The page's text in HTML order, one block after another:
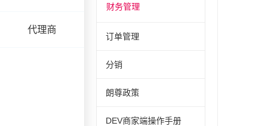
代理商
财务管理
订单管理
分销
朗尊政策
DEV商家端操作手册